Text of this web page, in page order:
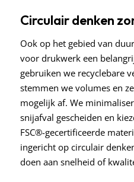
Circulair denken
Ook op het gebied van
voor drukwerk een
gebruiken we recyclebare
stemmen we volumes en
mogelijk af. We
snijafval gescheiden en
FSC®-gecertificeerde
ingericht op circulair
doen aan snelheid of